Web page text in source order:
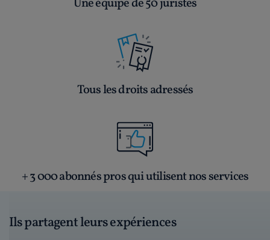
Une équipe de 50 juristes
Tous les droits adressés
+ 3 000 abonnés pros qui utilisent nos services
Ils partagent leurs expériences